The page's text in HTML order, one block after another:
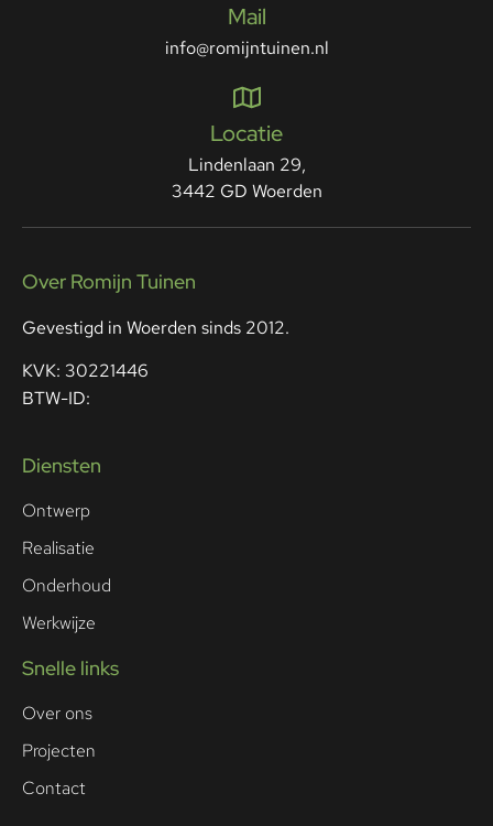
Mail
info@romijntuinen.nl
Locatie
Lindenlaan 29,
3442 GD Woerden
Over Romijn Tuinen
Gevestigd in Woerden sinds 2012.
KVK: 30221446
BTW-ID:
Diensten
Ontwerp
Realisatie
Onderhoud
Werkwijze
Snelle links
Over ons
Projecten
Contact